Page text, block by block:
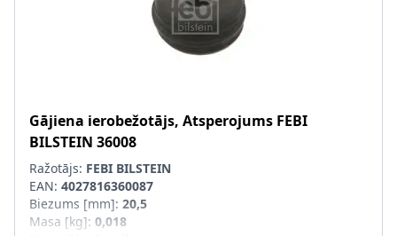
Gājiena ierobežotājs, Atsperojums FEBI
BILSTEIN 36008
Ražotājs: FEBI BILSTEIN
EAN: 4027816360087
Biezums [mm]: 20,5
Masa [kg]: 0,018